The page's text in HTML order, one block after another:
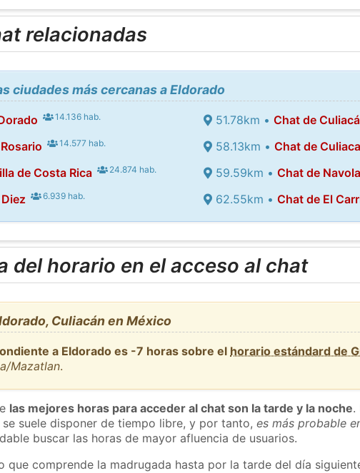
relacionadas
ciudades más cercanas a Eldorado
14.136 hab.
14.577 hab.
de Costa Rica 24.874 hab.
6.939 hab.
51.78km •Chat de
58.13km •Chat de
59.59km •Chat de
62.55km •Chat de El
del horario en el acceso al chat
Culiacán en México
a Eldorado es -7 horas sobre el horario estándard de
Mazatlan.
las mejores horas para acceder al chat son la tarde y la noche.
se suele disponer de tiempo libre, y por tanto,es más probable
buscar las horas de mayor afluencia de usuarios.
que comprende la madrugada hasta por la tarde del día